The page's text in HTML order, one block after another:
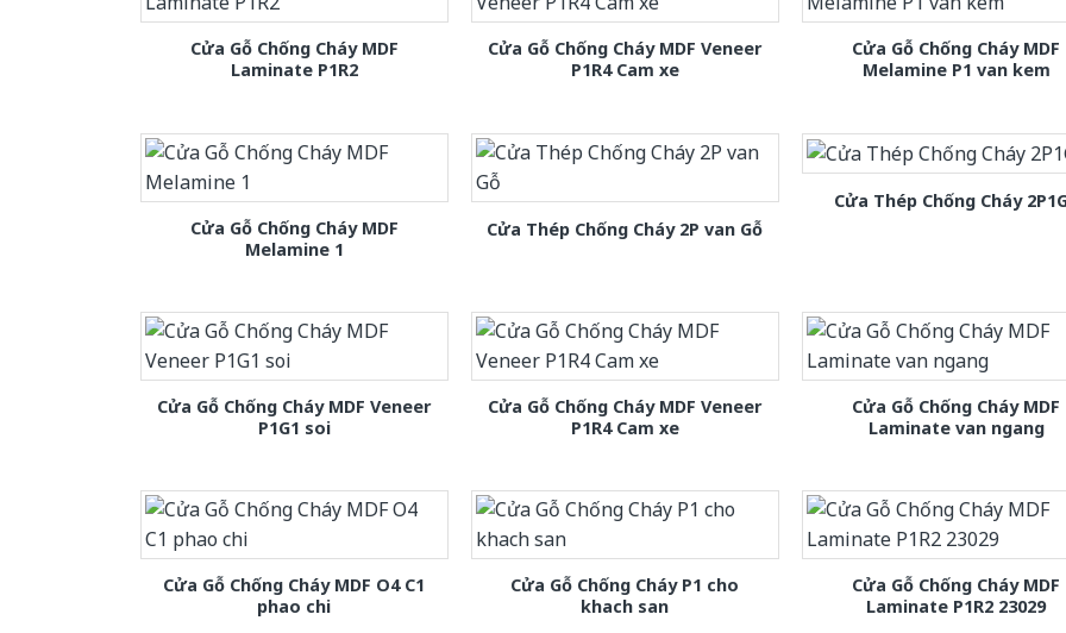
Cửa Gỗ Chống Cháy MDF
Laminate P1R2
Cửa Gỗ Chống Cháy MDF Veneer
P1R4 Cam xe
Cửa Gỗ Chống Cháy MDF
Melamine P1 van kem
Cửa Gỗ Chống Cháy MDF
Melamine 1
Cửa Thép Chống Cháy 2P van Gỗ
Cửa Thép Chống Cháy
Cửa Gỗ Chống Cháy MDF Veneer
P1G1 soi
Cửa Gỗ Chống Cháy MDF Veneer
P1R4 Cam xe
Cửa Gỗ Chống Cháy MDF
Laminate van ngang
Cửa Gỗ Chống Cháy MDF O4 C1
phao chi
Cửa Gỗ Chống Cháy P1 cho
khach san
Cửa Gỗ Chống Cháy MDF
Laminate P1R2 23029